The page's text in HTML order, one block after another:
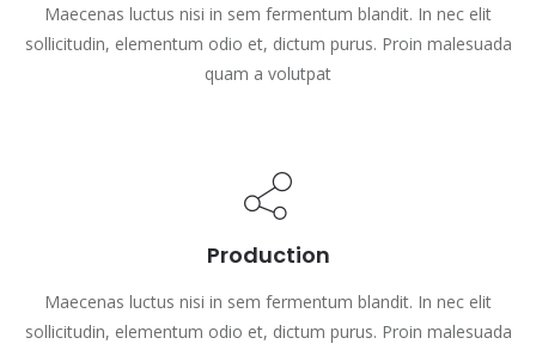
Maecenas luctus nisi in sem fermentum blandit. In nec elit
sollicitudin, elementum odio et, dictum purus. Proin malesuada
quam a volutpat
Production
Maecenas luctus nisi in sem fermentum blandit. In nec elit
sollicitudin, elementum odio et, dictum purus. Proin malesuada